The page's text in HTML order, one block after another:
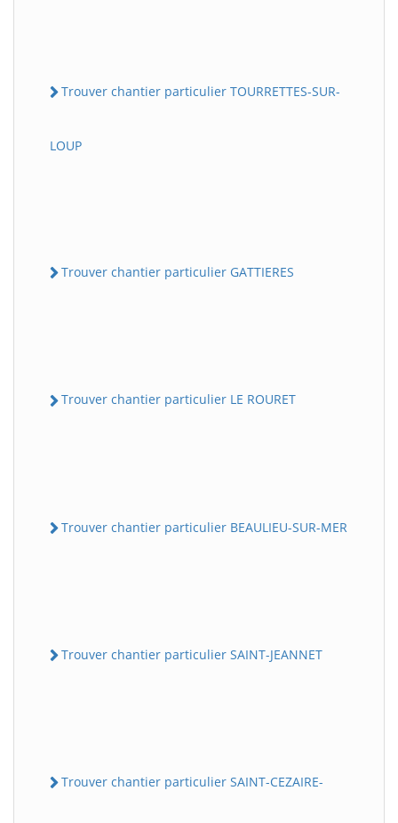
Trouver chantier particulier TOURRETTES-SUR-
LOUP
Trouver chantier particulier GATTIERES
Trouver chantier particulier LE ROURET
Trouver chantier particulier BEAULIEU-SUR-MER
Trouver chantier particulier SAINT-JEANNET
Trouver chantier particulier SAINT-CEZAIRE-